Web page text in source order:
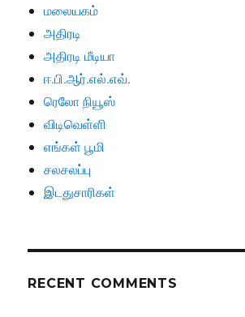
மலையகம்
அதிரடி
அதிரடி மீடியா
ஈ.பி.ஆர்.எல்.எவ்.
ரெலோ நியூஸ்
விடிவெள்ளி
எங்கள் பூமி
சலசலப்பு
இடதுசாரிகள்
RECENT COMMENTS